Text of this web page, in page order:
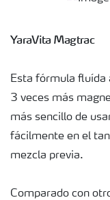
YaraVita Magtrac
Esta fórmula fluída
3 veces más
más sencillo de
fácilmente en el
mezcla previa.
Comparado con